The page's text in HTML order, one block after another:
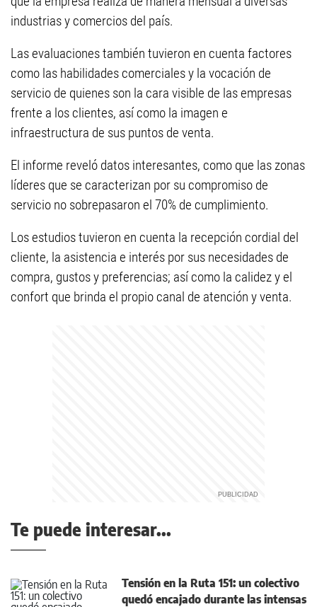
industrias y comercios del país.
Las evaluaciones también tuvieron en cuenta factores
como las habilidades comerciales y la vocación de
servicio de quienes son la cara visible de las empresas
frente a los clientes, así como la imagen e
infraestructura de sus puntos de venta.
El informe reveló datos interesantes, como que las zonas
líderes que se caracterizan por su compromiso de
servicio no sobrepasaron el 70% de cumplimiento.
Los estudios tuvieron en cuenta la recepción cordial del
cliente, la asistencia e interés por sus necesidades de
compra, gustos y preferencias; así como la calidez y el
confort que brinda el propio canal de atención y venta.
Te puede interesar...
Tensión en la Ruta 151: un colectivo
quedó encajado durante las intensas